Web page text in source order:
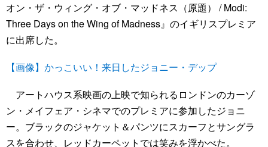
オン・ザ・ウィング・オブ・マッドネス（原題） / Modi:
Three Days on the Wing of Madness』のイギリスプレミア
に出席した。
【画像】かっこいい！来日したジョニー・デップ
アートハウス系映画の上映で知られるロンドンのカーゾ
ン・メイフェア・シネマでのプレミアに参加したジョニ
ー。ブラックのジャケット＆パンツにスカーフとサングラ
スを合わせ、レッドカーペットでは笑みを浮かべた。